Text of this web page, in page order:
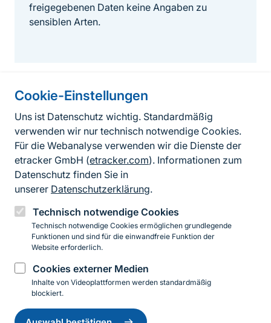
Cookie-Einstellungen
Uns ist Datenschutz wichtig. Standardmäßig
verwenden wir nur technisch notwendige Cookies.
Für die Webanalyse verwenden wir die Dienste der
etracker GmbH (etracker.com). Informationen zum
Datenschutz finden Sie in
unserer Datenschutzerklärung.
Technisch notwendige Cookies
Technisch notwendige Cookies ermöglichen grundlegende
Funktionen und sind für die einwandfreie Funktion der
Website erforderlich.
Cookies externer Medien
Inhalte von Videoplattformen werden standardmäßig
blockiert.
Einwilligung
zurückziehen
freigegebenen Daten keine Angaben zu
sensiblen Arten.
Informationen zur Seite
FußzeileKontakt zum BfN
Kontaktformular
Erklärung zur Barrierefreiheit
Impressum
Datenschutz
InstagramFacebookYouTubeLinkedIn
© 2026 Bundesamt für Naturschutz